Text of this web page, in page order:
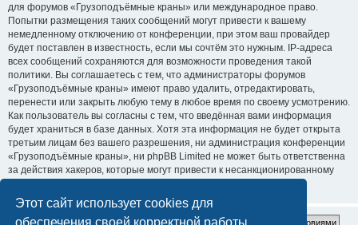
Этот сайт использует cookies для
обеспечения своей корректной работы.
для форумов «Грузоподъёмные краны» или международное право.
Попытки размещения таких сообщений могут привести к вашему
немедленному отключению от конференции, при этом ваш провайдер
будет поставлен в известность, если мы сочтём это нужным. IP-адреса
всех сообщений сохраняются для возможности проведения такой
политики. Вы соглашаетесь с тем, что администраторы форумов
«Грузоподъёмные краны» имеют право удалить, отредактировать,
перенести или закрыть любую тему в любое время по своему усмотрению.
Как пользователь вы согласны с тем, что введённая вами информация
будет храниться в базе данных. Хотя эта информация не будет открыта
третьим лицам без вашего разрешения, ни администрация конференции
«Грузоподъёмные краны», ни phpBB Limited не может быть ответственна
за действия хакеров, которые могут привести к несанкционированному